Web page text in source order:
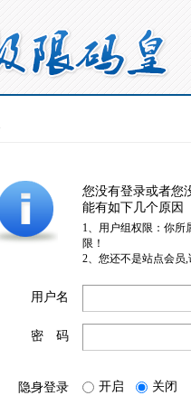
您没有登录或者您
能有如下几个原因
1、用户组权限：你所
限！
2、您还不是站点会员
用户名
密 码
隐身登录 开启 关闭